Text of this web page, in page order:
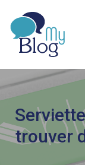
trouver